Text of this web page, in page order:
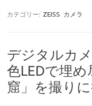
カテゴリー: ZEISS カメラ
デジタルカ
色LEDで埋
窟」を撮りに